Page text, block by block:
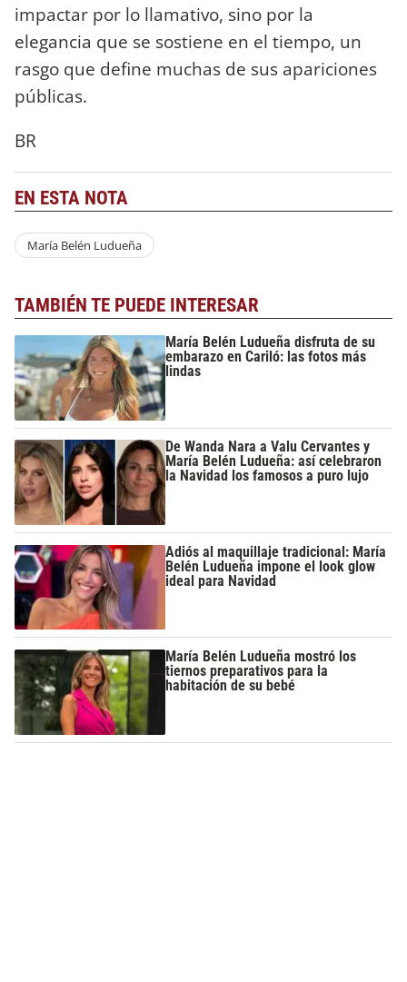
impactar por lo llamativo, sino por la
elegancia que se sostiene en el tiempo, un
rasgo que define muchas de sus apariciones
públicas.
BR
EN ESTA NOTA
María Belén Ludueña
TAMBIÉN TE PUEDE INTERESAR
María Belén Ludueña disfruta de su
embarazo en Cariló: las fotos más
lindas
De Wanda Nara a Valu Cervantes y
María Belén Ludueña: así celebraron
la Navidad los famosos a puro lujo
Adiós al maquillaje tradicional: María
Belén Ludueña impone el look glow
ideal para Navidad
María Belén Ludueña mostró los
tiernos preparativos para la
habitación de su bebé